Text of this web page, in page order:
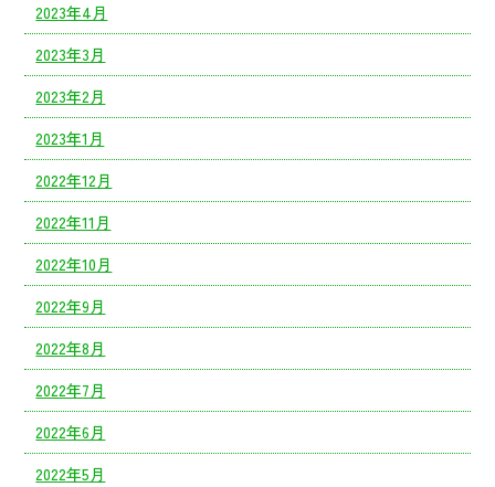
2023年4月
2023年3月
2023年2月
2023年1月
2022年12月
2022年11月
2022年10月
2022年9月
2022年8月
2022年7月
2022年6月
2022年5月